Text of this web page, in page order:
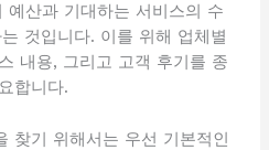
산과 기대하는 서비스의 수
것입니다. 이를 위해 업체별
내용, 그리고 고객 후기를 종
합니다.
찾기 위해서는 우선 기본적인